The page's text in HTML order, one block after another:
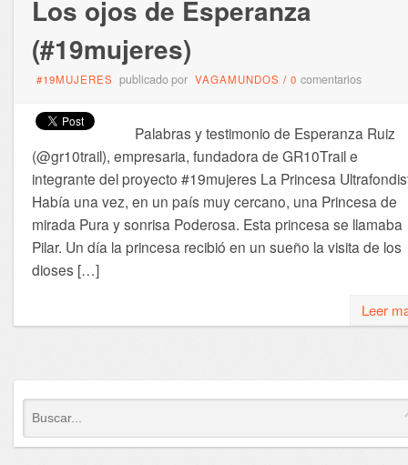
Los ojos de Esperanza
(#19mujeres)
#19MUJERES publicado por VAGAMUNDOS / 0 comentarios
Palabras y testimonio de Esperanza Ruiz
(@gr10trail), empresaria, fundadora de GR10Trail e
integrante del proyecto #19mujeres La Princesa
Había una vez, en un país muy cercano, una Princesa de
mirada Pura y sonrisa Poderosa. Esta princesa se llamaba
Pilar. Un día la princesa recibió en un sueño la visita de los
dioses […]
Leer